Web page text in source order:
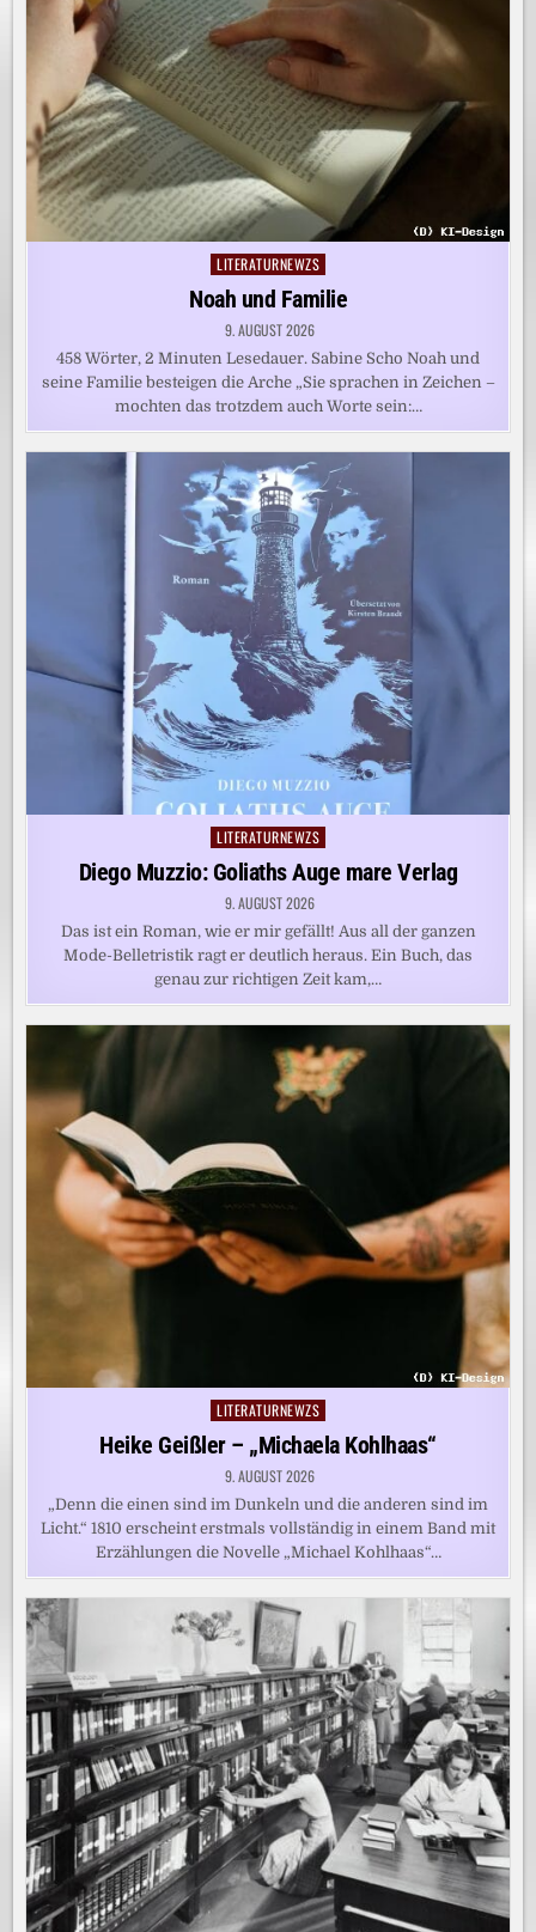
Posted
LITERATURNEWZS
Noah und Familie
9. AUGUST 2026
458 Wörter, 2 Minuten Lesedauer. Sabine Scho Noah und
seine Familie besteigen die Arche „Sie sprachen in Zeichen –
mochten das trotzdem auch Worte sein:…
Posted
in
LITERATURNEWZS
Diego Muzzio: Goliaths Auge mare Verlag
9. AUGUST 2026
Das ist ein Roman, wie er mir gefällt! Aus all der ganzen
Mode-Belletristik ragt er deutlich heraus. Ein Buch, das
genau zur richtigen Zeit kam,…
Posted
LITERATURNEWZS
Heike Geißler – „Michaela Kohlhaas“
9. AUGUST 2026
„Denn die einen sind im Dunkeln und die anderen sind im
Licht.“ 1810 erscheint erstmals vollständig in einem Band mit
Erzählungen die Novelle „Michael Kohlhaas“…